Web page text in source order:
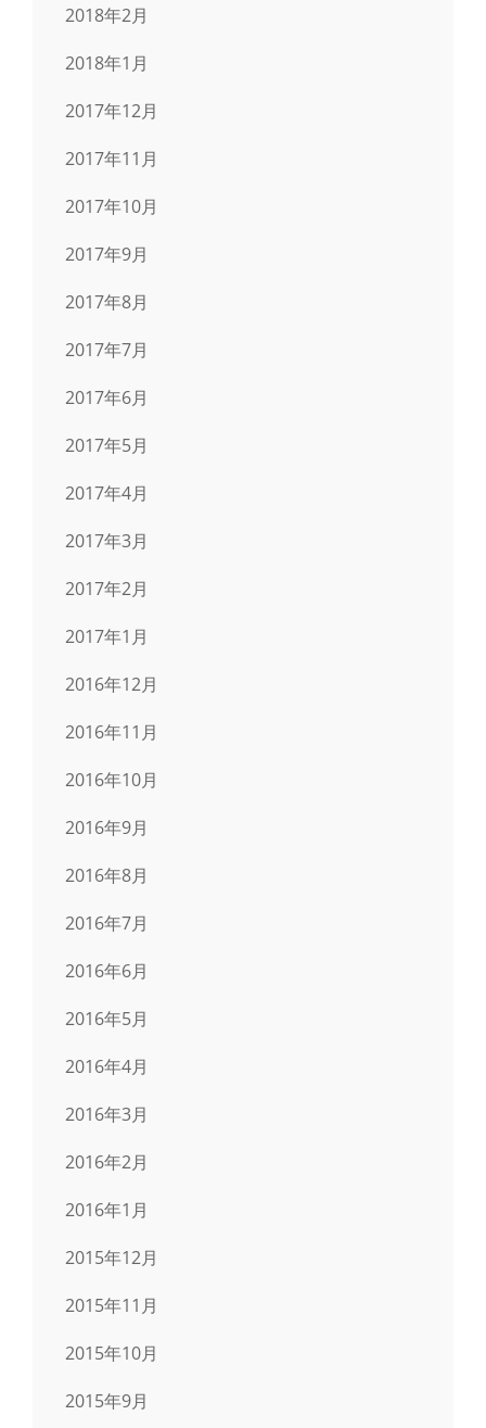
2018年2月
2018年1月
2017年12月
2017年11月
2017年10月
2017年9月
2017年8月
2017年7月
2017年6月
2017年5月
2017年4月
2017年3月
2017年2月
2017年1月
2016年12月
2016年11月
2016年10月
2016年9月
2016年8月
2016年7月
2016年6月
2016年5月
2016年4月
2016年3月
2016年2月
2016年1月
2015年12月
2015年11月
2015年10月
2015年9月